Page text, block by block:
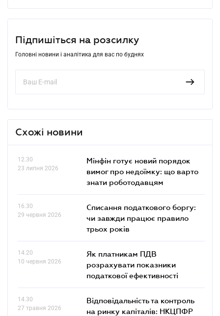
Підпишіться на розсилку
Головні новини і аналітика для вас по буднях
Схожі новини
12.30
23 липня 2026
Мінфін готує новий порядок
вимог про недоїмку: що варто
знати роботодавцям
16.30
29 червня 2026
Списання податкового боргу:
чи завжди працює правило
трьох років
14.20
10 червня 2026
Як платникам ПДВ
розрахувати показники
податкової ефективності
14.30
27 травня 2026
Відповідальність та контроль
на ринку капіталів: НКЦПФР